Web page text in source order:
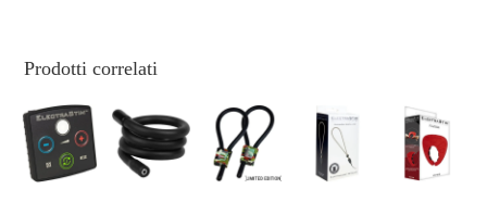
Prodotti correlati